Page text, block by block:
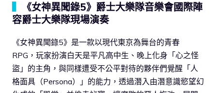
《女神異聞錄5》爵士大樂隊音樂會國際陣
容爵士大樂隊現場演奏
《女神異聞錄5》是一款以現代東京為舞台的青春
RPG，玩家扮演白天是平凡高中生、晚上化身「心之怪
盜」的主角，與同樣遭受不公平對待的夥伴們覺醒「人
格面具（Persona）」的能力，透過潛入由潛意識慾望幻